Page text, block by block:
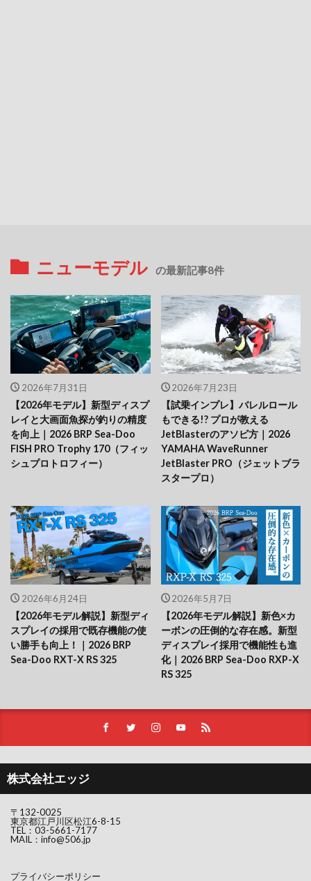
ニューモデル の最新記事8件
2026年7月31日
【2026年モデル】新型ディスプ
レイと大画面魚探が釣りの精度
を向上｜2026 BRP Sea-Doo
FISH PRO Trophy 170（フィッ
シュプロトロフィー）
2026年7月23日
【試乗インプレ】バレルロール
もできる!? プロが教える
JetBlasterのアソビ方｜2026
YAMAHA WaveRunner
JetBlaster PRO（ジェットブラ
スタープロ）
2026年6月24日
【2026年モデル解説】新型ディ
スプレイの採用で既存機能の使
い勝手も向上！｜2026 BRP
Sea-Doo RXT-X RS 325
2026年5月7日
【2026年モデル解説】新色×カ
ーボンの圧倒的な存在感。新型
ディスプレイ採用で機能性も進
化｜2026 BRP Sea-Doo RXP-X
RS 325
株式会社エッジ
〒132-0025
東京都江戸川区松江6-8-15
TEL： 03-5661-7177
MAIL： info@506.jp
プライバシーポリシー